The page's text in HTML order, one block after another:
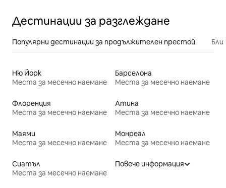
Дестинации за разглеждане
Популярни дестинации за продължителен престой
Ню Йорк
Места за месечно наемане
Барселона
Места за месечно наемане
Флоренция
Места за месечно наемане
Атина
Места за месечно наемане
Маями
Места за месечно наемане
Монреал
Места за месечно наемане
Сиатъл
Места за месечно наемане
Повече информация